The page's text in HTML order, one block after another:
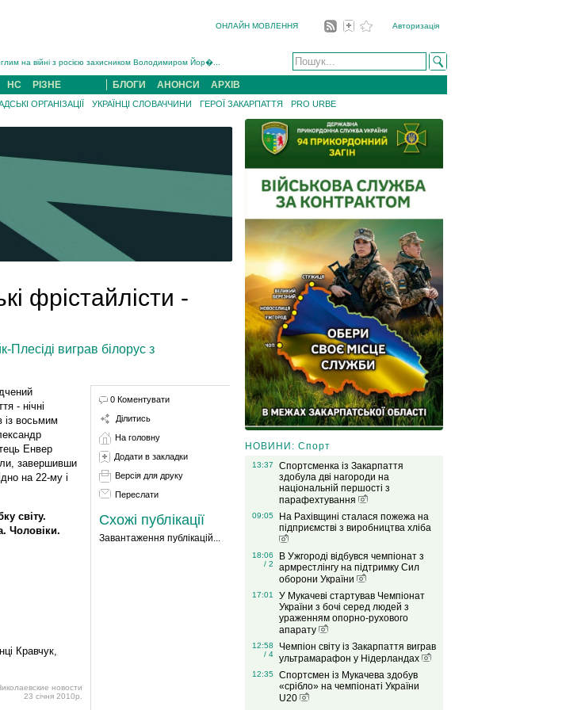
ОНЛАЙН МОВЛЕННЯ Авторизація
на війні з росією захисником Володимиром Йор�...
із захисником Богданом Югасом, який два роки �...
із Нанкова на Хустщині Юліана Гербея (ФОТО)[/gree...
Ігнат Роздяловський (ФОТО)...
трьох авто постраждали 13 людей (ФОТО)...
судитимуть за обвинувачен...
НС РІЗНЕ БЛОГИ АНОНСИ АРХІВ
ОРГАНІЗАЦІЇ УКРАЇНЦІ СЛОВАЧЧИНИ ГЕРОЇ ЗАКАРПАТТЯ PRO URBE
фрістайлісти -
Плесіді виграв білорус з
- нічні
із восьмим
Енвер
завершивши
на 22-му і
світу.
Чоловіки.
Кравчук,
новости
23 січня 2010р.
0 Коментувати
Ділитись
На головну
Додати в закладки
Версія для друку
Переслати
Схожі публікації
Завантаження публікацій...
НОВИНИ: Спорт
13:37
Спортсменка із Закарпаття
здобула дві нагороди на
національній першості з
парафехтування
09:05
На Рахівщині сталася пожежа на
підприємстві з виробництва хліба
18:06
/ 2
В Ужгороді відбувся чемпіонат з
армрестлінгу на підтримку Сил
оборони України
17:01
У Мукачеві стартував Чемпіонат
України з бочі серед людей з
ураженням опорно-рухового
апарату
12:58
/ 4
Чемпіон світу із Закарпаття виграв
ультрамарафон у Нідерландах
12:35
Спортсмен із Мукачева здобув
«срібло» на чемпіонаті України
U20